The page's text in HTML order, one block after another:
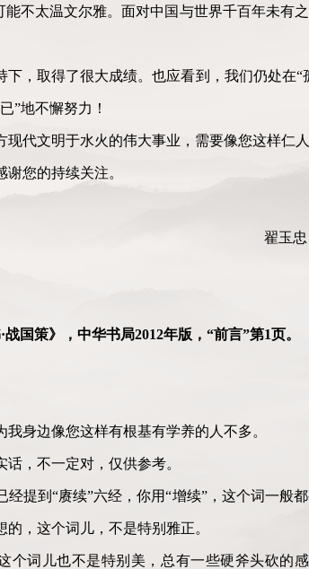
能不太温文尔雅。面对中国与世界千百年未有
下，取得了很大成绩。也应看到，我们仍处在
”地不懈努力！
代文明于水火的伟大事业，需要像您这样仁人
您的持续关注。
忠
战国策》，中华书局2012年版，“前言”第1页。
身边像您这样有根基有学养的人不多。
，不一定对，仅供参考。
提到“赓续”六经，你用“增续”，这个词一般
，这个词儿，不是特别雅正。
个词儿也不是特别美，总有一些硬斧头砍的